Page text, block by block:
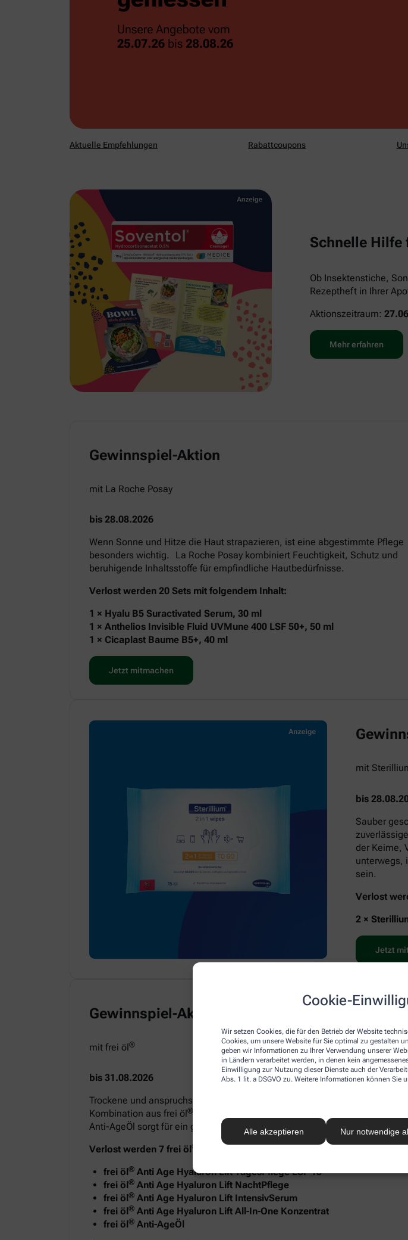
Cookie-
Wir setzen Cookies, die für den Betrieb der Website
Cookies, um unsere Website für Sie optimal zu gestalten
geben wir Informationen zu Ihrer Verwendung unserer
in Ländern verarbeitet werden, in denen kein
Einwilligung zur Nutzung dieser Dienste auch der
Abs. 1 lit. a DSGVO zu. Weitere Informationen können Sie
Alle akzeptieren Nur notwendige
Aktuelle Empfehlungen Rabattcoupons
Schnelle Hilfe
Ob Insektenstiche,
Rezeptheft in Ihrer
Aktionszeitraum:
Mehr erfahren
Gewinnspiel-Aktion
mit La Roche Posay
bis 28.08.2026
Wenn Sonne und Hitze die Haut strapazieren, ist eine abgestimmte Pflege
besonders wichtig. La Roche Posay kombiniert Feuchtigkeit, Schutz und
beruhigende Inhaltsstoffe für empfindliche Hautbedürfnisse.
Verlost werden 20 Sets mit folgendem Inhalt:
1 × Hyalu B5 Suractivated Serum, 30 ml
1 × Anthelios Invisible Fluid UVMune 400 LSF 50+, 50 ml
1 × Cicaplast Baume B5+, 40 ml
Jetzt mitmachen
mit
bis
Sauber
der Keime,
unterwegs,
sein.
Verlost
2 ×
Jetzt
Gewinnspiel-Aktion
mit frei öl®
bis 31.08.2026
Trockene und anspruchsvolle Haut benötigt intensive Pflege und
Kombination aus frei öl®
Anti-AgeÖl sorgt für ein geschmeidiges Hautgefühl und gepflegte
Verlost werden 7 frei öl®
frei öl® Anti Age Hyaluron Lift TagesPflege LSF 15
frei öl® Anti Age Hyaluron Lift NachtPflege
frei öl® Anti Age Hyaluron Lift IntensivSerum
frei öl® Anti Age Hyaluron Lift All-In-One Konzentrat
frei öl® Anti-AgeÖl